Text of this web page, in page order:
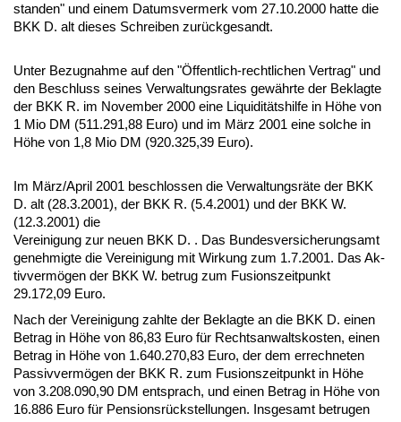
stan­den" und ei­nem Da­tums­ver­merk vom 27.10.2000 hat­te die
BKK D. alt die­ses Schrei­ben zurück­ge­sandt.
Un­ter Be­zug­nah­me auf den "Öffent­lich-recht­li­chen Ver­trag" und
den Be­schluss sei­nes Ver­wal­tungs­ra­tes gewähr­te der Be­klag­te
der BKK R. im No­vem­ber 2000 ei­ne Li­qui­ditätshil­fe in Höhe von
1 Mio DM (511.291,88 Eu­ro) und im März 2001 ei­ne sol­che in
Höhe von 1,8 Mio DM (920.325,39 Eu­ro).
Im März/April 2001 be­schlos­sen die Ver­wal­tungsräte der BKK
D. alt (28.3.2001), der BKK R. (5.4.2001) und der BKK W.
(12.3.2001) die
Ver­ei­ni­gung zur neu­en BKK D. . Das Bun­des­ver­si­che­rungs­amt
ge­neh­mig­te die Ver­ei­ni­gung mit Wir­kung zum 1.7.2001. Das Ak­
tiv­vermögen der BKK W. be­trug zum Fu­si­ons­zeit­punkt
29.172,09 Eu­ro.
Nach der Ver­ei­ni­gung zahl­te der Be­klag­te an die BKK D. ei­nen
Be­trag in Höhe von 86,83 Eu­ro für Rechts­an­walts­kos­ten, ei­nen
Be­trag in Höhe von 1.640.270,83 Eu­ro, der dem er­rech­ne­ten
Pas­siv­vermögen der BKK R. zum Fu­si­ons­zeit­punkt in Höhe
von 3.208.090,90 DM ent­sprach, und ei­nen Be­trag in Höhe von
16.886 Eu­ro für Pen­si­onsrück­stel­lun­gen. Ins­ge­samt be­tru­gen